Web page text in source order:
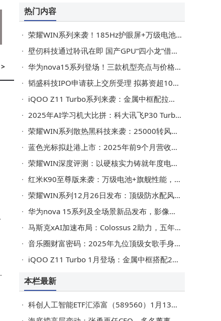
>
热门内容
荣耀WIN系列来袭！185Hz护眼屏+万级电池+骁龙双芯成性能猛兽
壁仞科技通过聆讯在即 国产GPU“四小龙”借力资本加速崛起
华为nova15系列登场！三款机型亮点与价格剖析，助你轻松选机
韬盛科技IPO申请获上交所受理 拟募资超10亿 地平线位列客户名单
iQOO Z11 Turbo系列来袭：金属中框配拉丝背壳 性能续航影像全面升级
2025年AI学习机大比拼：科大讯飞P30 Turbo等四款，哪款能成孩子学习好帮手？
荣耀WIN系列散热黑科技来袭：25000转风扇助力 性能续航双突破
蓝色光标拟赴港上市：2025年前9个月营收净利双增 业绩向好
荣耀WIN深度评测：以硬核实力铸就年度电竞旗舰新标杆
红米K90至尊版来袭：万级电池+旗舰性能，2599元起或成性价比新标杆
荣耀WIN系列12月26日发布：顶级防水配风扇，电竞性能新标杆来袭
华为nova 15系列及全场景新品发布，影像性能升级成亮点
马斯克xAI加速布局：Colossus 2助力，五年内AI算力欲超全球总和
音乐圈财富密码：2025年九位顶级女歌手身家大揭秘
iQOO Z11 Turbo 1月登场：金属中框搭配2亿主摄，中端机市场再添劲旅
本栏最新
科创人工智能ETF汇添富（589560）1月13日跌3.21%，规模份额双降